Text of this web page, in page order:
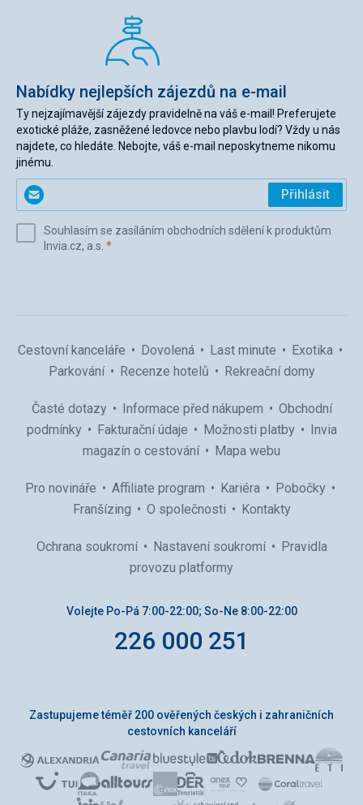
Nabídky nejlepších zájezdů na e-mail
Ty nejzajímavější zájezdy pravidelně na váš e-mail! Preferujete
exotické pláže, zasněžené ledovce nebo plavbu lodí? Vždy u nás
najdete, co hledáte. Nebojte, váš e-mail neposkytneme nikomu
jinému.
Zadejte
svůj
(povinné)
Přihlásit
Souhlasím se zasíláním obchodních sdělení k produktům
Invia.cz, a.s. *(povinné)
Cestovní kanceláře Dovolená Last minute
Exotika
Parkování
Recenze hotelů Rekreační domy
Časté dotazy Informace před nákupem
Obchodní
podmínky
Fakturační údaje Možnosti platby
Invia
magazín o cestování
Mapa webu
Pro novináře Affiliate program Kariéra
Pobočky
Franšízing
O společnosti Kontakty
Ochrana soukromí Nastavení soukromí
Pravidla
provozu platformy
Volejte Po-Pá 7:00-22:00; So-Ne 8:00-22:00
226 000 251
Zastupujeme téměř 200 ověřených českých i zahraničních
cestovních kanceláří